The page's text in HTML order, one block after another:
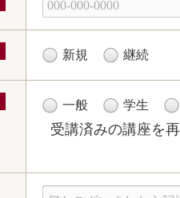
新規 継続
一般 学生
受講済みの講座を